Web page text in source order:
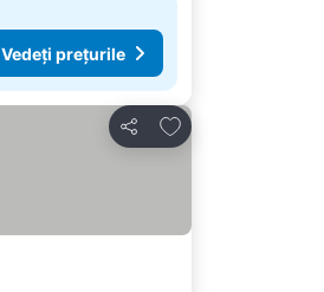
Vedeți prețurile
Distribuiți
Adăugaţi la favorite